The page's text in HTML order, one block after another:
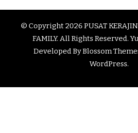
© Copyright 2026 PUSAT
FAMILY. All Rights Reserved.
Developed ByBlossom
WordPress.